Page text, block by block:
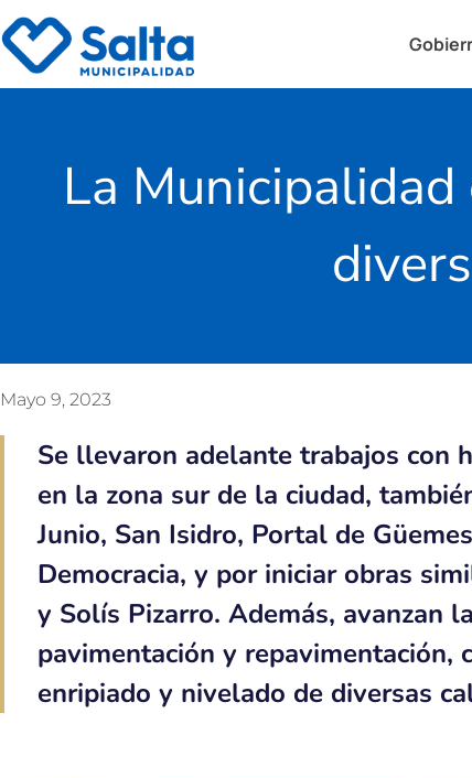
La
Mayo 9, 2023
Se llevaron adelante trabajos con
en la zona sur de la ciudad,
Junio, San Isidro, Portal de
Democracia, y por iniciar obras
y Solís Pizarro. Además, avanzan
pavimentación y repavimentación,
enripiado y nivelado de diversas